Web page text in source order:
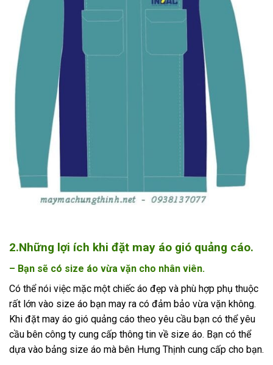
2.Những lợi ích khi đặt may áo gió quảng cáo.
– Bạn sẽ có size áo vừa vặn cho nhân viên.
Có thể nói việc mặc một chiếc áo đẹp và phù hợp phụ thuộc
rất lớn vào size áo bạn may ra có đảm bảo vừa vặn không.
Khi đặt may áo gió quảng cáo theo yêu cầu bạn có thể yêu
cầu bên công ty cung cấp thông tin về size áo. Bạn có thể
dựa vào bảng size áo mà bên Hưng Thịnh cung cấp cho bạn.